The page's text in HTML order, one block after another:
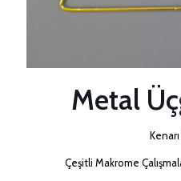
Metal
Çeşitli Makrome